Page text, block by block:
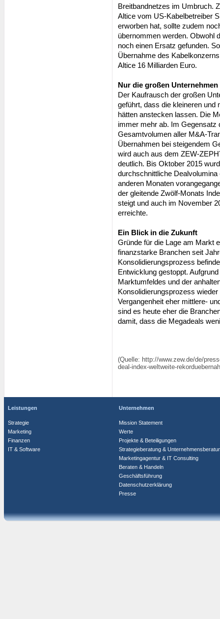
Breitbandnetzes im Umbruch.
Altice vom US-Kabelbetreiber
erworben hat, sollte zudem
übernommen werden. Obwohl
noch einen Ersatz gefunden.
Übernahme des
Altice 16 Milliarden Euro.
Nur die großen
Der Kaufrausch der großen
geführt, dass die kleineren und
hätten anstecken lassen. Die
immer mehr ab. Im Gegensatz
Gesamtvolumen aller M&A-
Übernahmen bei steigendem
wird auch aus dem ZEW-
deutlich. Bis Oktober 2015
durchschnittliche
anderen Monaten
der gleitende Zwölf-Monats
steigt und auch im November
erreichte.
Ein Blick in die Zukunft
Gründe für die Lage am Markt
finanzstarke Branchen seit
Konsolidierungsprozess
Entwicklung gestoppt.
Marktumfeldes und der
Konsolidierungsprozess
Vergangenheit eher mittlere-
sind es heute eher die
damit, dass die Megadeals
(Quelle: http://www.zew.de/de/
deal-index-weltweite-
Leistungen
Strategie
Marketing
Finanzen
IT & Software
Unternehmen
Mission Statement
Werte
Projekte & Beteiligungen
Strategieberatung &
Marketingagentur & IT Consulting
Beraten & Handeln
Geschäftsführung
Datenschutzerklärung
Presse